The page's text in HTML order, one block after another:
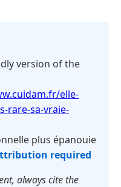
version of the
elle-
rare-sa-vraie-
plus épanouie
required
always cite the